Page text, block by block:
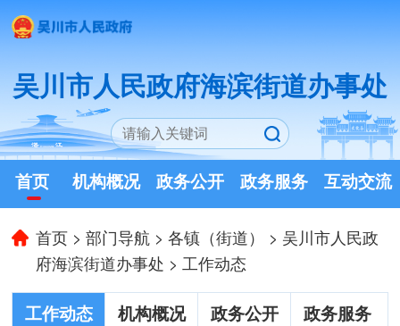
吴川市人民政府海滨街道办事处
首页 机构概况 政务公开 政务服务 互动交流
首页 >部门导航 >各镇（街道） > 吴川市人民政
府海滨街道办事处 > 工作动态
工作动态 机构概况 政务公开
政务服务